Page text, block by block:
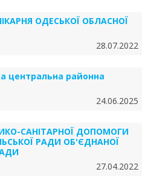
ОДЕСЬКОЇ ОБЛАСНОЇ
28.07.2022
центральна районна
24.06.2025
САНІТАРНОЇ ДОПОМОГИ
РАДИ ОБ'ЄДНАНОЇ
27.04.2022